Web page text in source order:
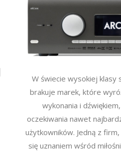
W świecie wysokiej klasy
brakuje marek, które
wykonania i
oczekiwania nawet
użytkowników. Jedną z
się uznaniem wśród